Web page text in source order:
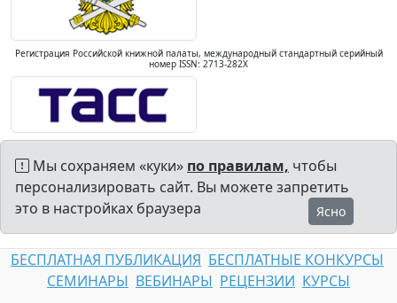
Регистрация Российской книжной палаты, международный стандартный серийный
номер ISSN: 2713-282X
Мы сохраняем «куки» по правилам, чтобы
персонализировать сайт. Вы можете запретить
это в настройках браузера
Ясно
БЕСПЛАТНАЯ ПУБЛИКАЦИЯ БЕСПЛАТНЫЕ КОНКУРСЫ
СЕМИНАРЫ ВЕБИНАРЫ РЕЦЕНЗИИ КУРСЫ